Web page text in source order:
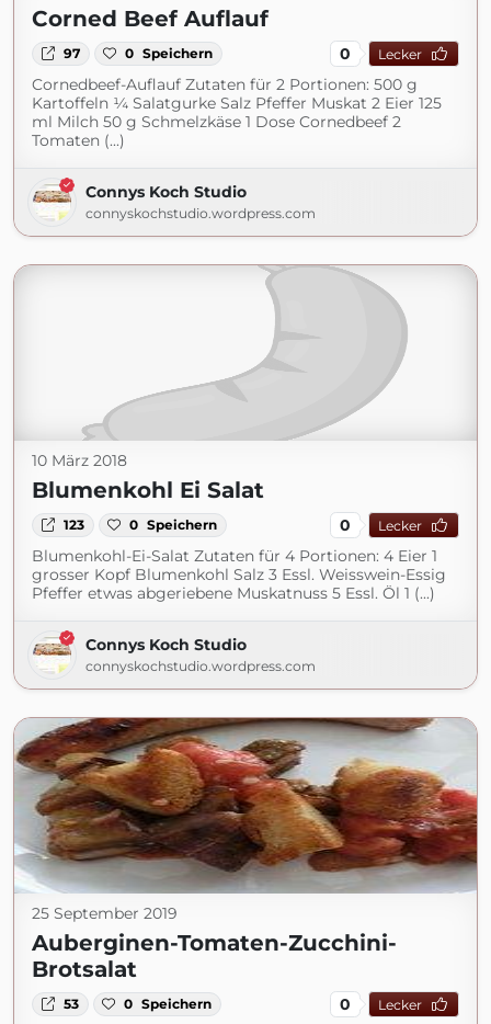
Corned Beef Auflauf
97 0 Speichern 0 Lecker
Cornedbeef-Auflauf Zutaten für 2 Portionen: 500 g
Kartoffeln ¼ Salatgurke Salz Pfeffer Muskat 2 Eier 125
ml Milch 50 g Schmelzkäse 1 Dose Cornedbeef 2
Tomaten (...)
Connys Koch Studio
connyskochstudio.wordpress.com
10 März 2018
Blumenkohl Ei Salat
123 0 Speichern 0 Lecker
Blumenkohl-Ei-Salat Zutaten für 4 Portionen: 4 Eier 1
grosser Kopf Blumenkohl Salz 3 Essl. Weisswein-Essig
Pfeffer etwas abgeriebene Muskatnuss 5 Essl. Öl 1 (...)
Connys Koch Studio
connyskochstudio.wordpress.com
25 September 2019
Auberginen-Tomaten-Zucchini-
Brotsalat
53 0 Speichern 0 Lecker